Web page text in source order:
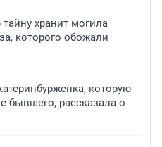
хранит могила
которого обожали
которую
бывшего, рассказала о